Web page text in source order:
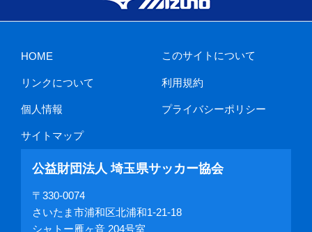
HOME このサイトについて
リンクについて 利用規約
個人情報 プライバシーポリシー
サイトマップ
公益財団法人 埼玉県サッカー協会
〒330-0074
さいたま市浦和区北浦和1-21-18
シャトー雁ヶ音 204号室